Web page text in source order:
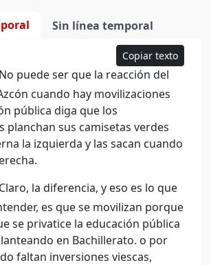
Sin línea temporal
Copiar texto
No puede ser que la reacción del
cuando hay movilizaciones
pública diga que los
planchan sus camisetas verdes
la izquierda y las sacan cuando
Claro, la diferencia, y eso es lo que
es que se movilizan porque
se privatice la educación pública
en Bachillerato. o por
faltan inversiones viescas,